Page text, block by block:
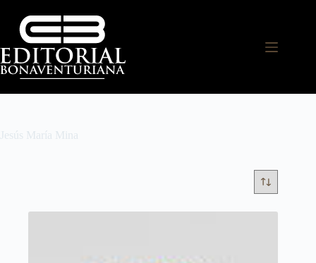
Jesús María Mina